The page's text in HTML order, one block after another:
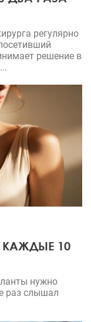
регулярно
решение в
10
нужно
раз слышал